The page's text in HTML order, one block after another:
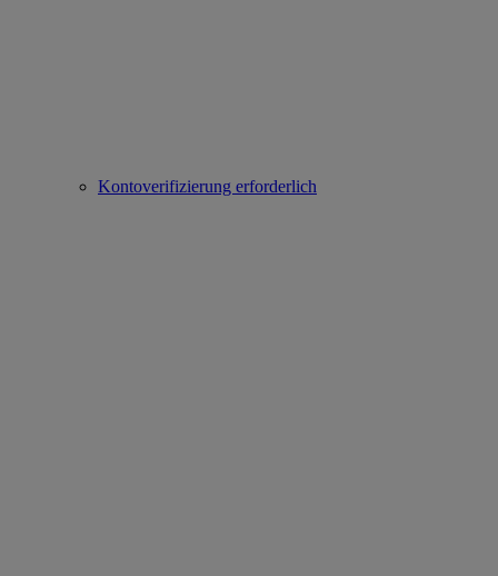
Kontoverifizierung erforderlich